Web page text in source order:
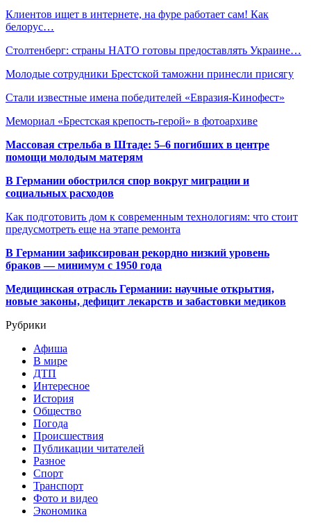
Клиентов ищет в интернете, на фуре работает сам! Как
белорус…
Столтенберг: страны НАТО готовы предоставлять Украине…
Молодые сотрудники Брестской таможни принесли присягу
Стали известные имена победителей «Евразия-Кинофест»
Мемориал «Брестская крепость-герой» в фотоархиве
Массовая стрельба в Штаде: 5–6 погибших в центре
помощи молодым матерям
В Германии обострился спор вокруг миграции и
социальных расходов
Как подготовить дом к современным технологиям: что стоит
предусмотреть еще на этапе ремонта
В Германии зафиксирован рекордно низкий уровень
браков — минимум с 1950 года
Медицинская отрасль Германии: научные открытия,
новые законы, дефицит лекарств и забастовки медиков
Рубрики
Афиша
В мире
ДТП
Интересное
История
Общество
Погода
Происшествия
Публикации читателей
Разное
Спорт
Транспорт
Фото и видео
Экономика